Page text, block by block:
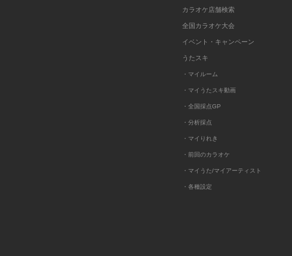
カラオケ店舗検索
全国カラオケ大会
イベント・キャンペーン
うたスキ
・マイルーム
・マイうたスキ動画
・全国採点GP
・分析採点
・マイりれき
・前回のカラオケ
・マイうた/マイアーティスト
・各種設定